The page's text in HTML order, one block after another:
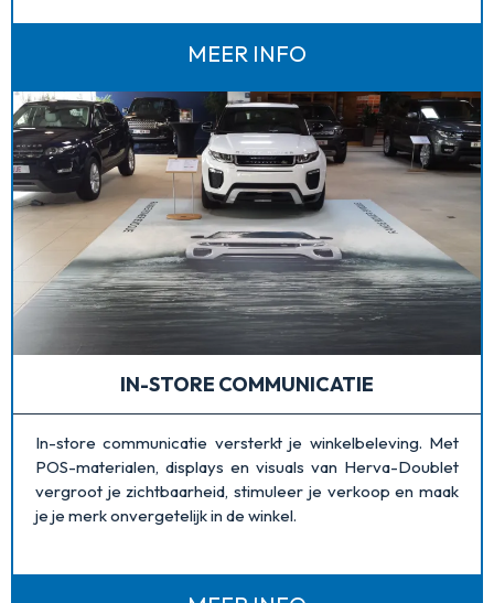
MEER INFO
IN-STORE COMMUNICATIE
In-store communicatie versterkt je winkelbeleving. Met
POS-materialen, displays en visuals van Herva-Doublet
vergroot je zichtbaarheid, stimuleer je verkoop en maak
je je merk onvergetelijk in de winkel.